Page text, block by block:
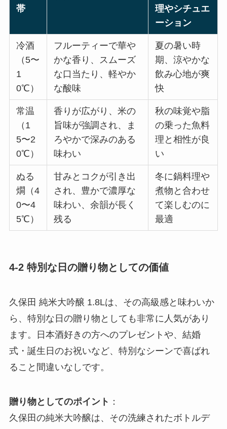
帯
理やシチュエ
ーション
冷酒
（5〜
1
0℃）
フルーティーで華や
かな香り、スムーズ
な口当たり、軽やか
な酸味
夏の暑い時
期、涼やかな
飲み心地が爽
快
常温
（1
5〜2
0℃）
香りが広がり、米の
旨味が強調され、ま
ろやかで深みのある
味わい
秋の味覚や脂
の乗った魚料
理と相性が良
い
ぬる
燗（4
0〜4
5℃）
甘みとコクが引き出
され、豊かで濃厚な
味わい、余韻が長く
残る
冬に鍋料理や
煮物と合わせ
て楽しむのに
最適
4-2 特別な日の贈り物としての価値
久保田 純米大吟醸 1.8Lは、その高級感と味わいか
ら、特別な日の贈り物としても非常に人気があり
ます。日本酒好きの方へのプレゼントや、結婚
式・誕生日のお祝いなど、特別なシーンで喜ばれ
ること間違いなしです。
贈り物としてのポイント ：
久保田の純米大吟醸は、その洗練されたボトルデ